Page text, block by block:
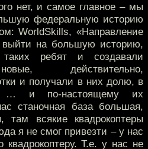
нет, и самое главное – мы
федеральную историю
WorldSkills, «Направление
на большую историю,
ребят и создавали
действительно,
и получали в них долю, в
… и по-настоящему их
станочная база большая,
всякие квадрокоптеры
я не смог привезти – у нас
квадрокоптеру. Т.е. у нас не